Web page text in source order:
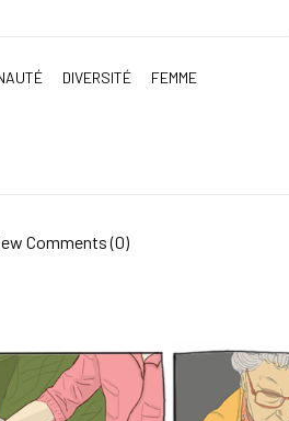
DIVERSITÉ
FEMME
Comments (0)